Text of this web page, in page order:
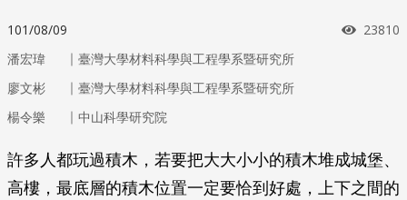
101/08/09 瀏覽次
23810
潘宏瑋 ｜ 臺灣大學材料科學與工程學系暨研究所
廖文彬
｜ 臺灣大學材料科學與工程學系暨研究所
楊令樂
｜ 中山科學研究院
許多人都玩過積木，若要把大大小小的積木堆成城堡、
高樓，最底層的積木位置一定要恰到好處，上下之間的